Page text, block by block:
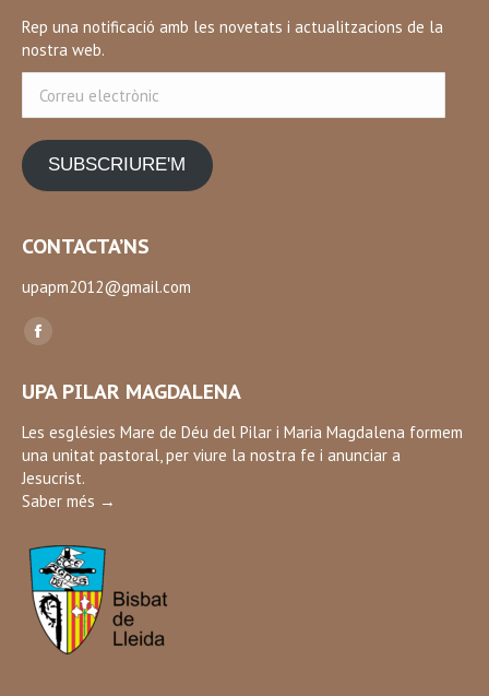
Rep una notificació amb les novetats i actualitzacions de la
nostra web.
electrònic
SUBSCRIURE'M
CONTACTA’NS
upapm2012@gmail.com
Find us on:
Facebook
opens
in
new
window
UPA PILAR MAGDALENA
Les esglésies Mare de Déu del Pilar i Maria Magdalena formem
una unitat pastoral, per viure la nostra fe i anunciar a
Jesucrist.
Saber més →